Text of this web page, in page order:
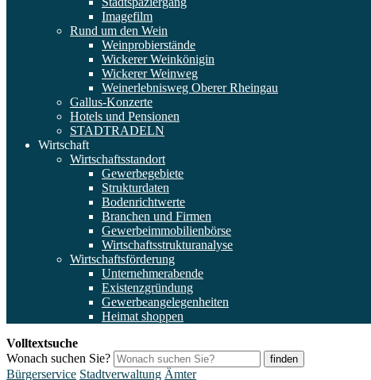
Imagefilm
Rund um den Wein
Weinprobierstände
Wickerer Weinkönigin
Wickerer Weinweg
Weinerlebnisweg Oberer Rheingau
Gallus-Konzerte
Hotels und Pensionen
STADTRADELN
Wirtschaft
Wirtschaftsstandort
Gewerbegebiete
Strukturdaten
Bodenrichtwerte
Branchen und Firmen
Gewerbeimmobilienbörse
Wirtschaftsstrukturanalyse
Wirtschaftsförderung
Unternehmerabende
Existenzgründung
Gewerbeangelegenheiten
Heimat shoppen
Volltextsuche
Wonach suchen Sie?
finden
Bürgerservice Stadtverwaltung Ämter